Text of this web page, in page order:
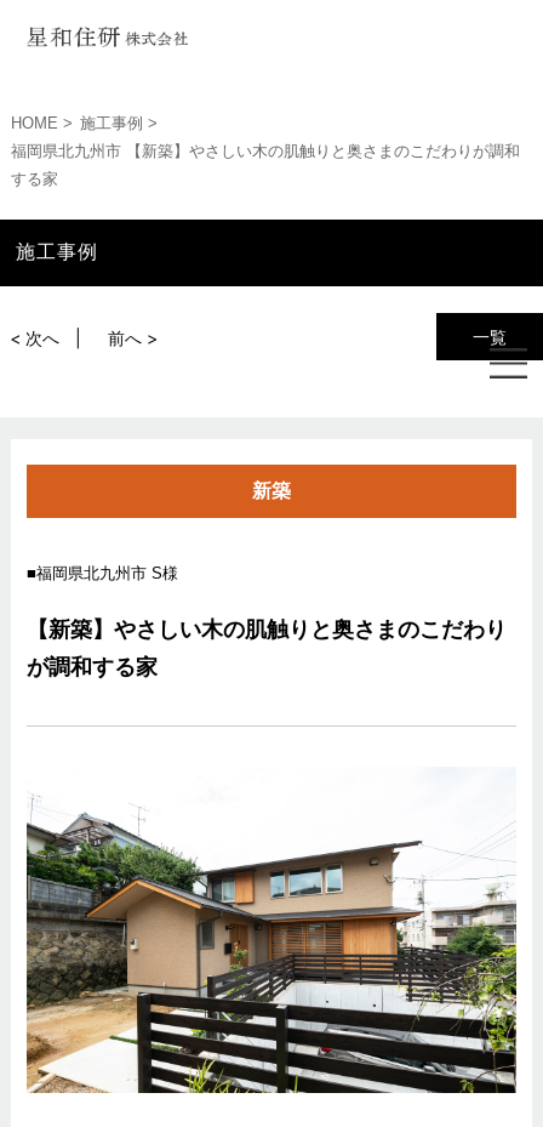
HOME
施工事例
福岡県北九州市 【新築】やさしい木の肌触りと奥さまのこだわりが調和
する家
施工事例
一覧
< 次へ 前へ >
新築
福岡県北九州市 S様
【新築】やさしい木の肌触りと奥さまのこだわり
が調和する家